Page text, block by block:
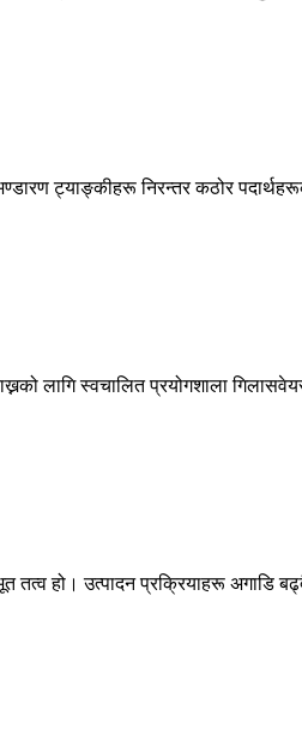
ट्याङ्कीहरू निरन्तर कठोर
लागि स्वचालित प्रयोगशाला
तत्व हो। उत्पादन प्रक्रियाहरू अगाडि